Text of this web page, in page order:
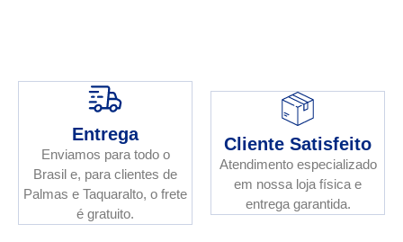
Entrega
Enviamos para todo o
Brasil e, para clientes de
Palmas e Taquaralto, o frete
é gratuito.
Cliente Satisfeito
Atendimento especializado
em nossa loja física e
entrega garantida.